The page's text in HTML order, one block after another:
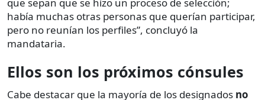
que sepan que se hizo un proceso de selección;
había muchas otras personas que querían participar,
pero no reunían los perfiles”, concluyó la
mandataria.
Ellos son los próximos cónsules
Cabe destacar que la mayoría de los designados no